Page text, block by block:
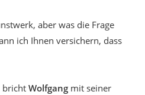
aber was die Frage
ich Ihnen versichern, dass
bricht Wolfgang mit seiner